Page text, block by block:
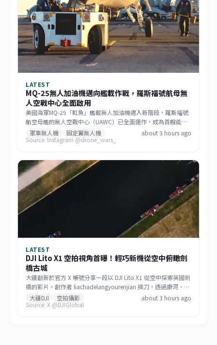
LATEST
MQ-25無人加油機邁向艦載作戰，羅斯福號航母無
人空戰中心全面啟用
美國海軍MQ-25「魟魚」艦載無人加油機邁入新階段，羅斯福號
航空母艦的無人空戰中心（UAWC）已全面運作，成為首艘能實
際支援無人機任務的航艦。同時，雷根號也將於2026年8月底前
完成整備。儘管初始作戰能力因技術整合與測試延宕，從2024年
心，後續更將導入協同作戰航空器。
軍事無人機 固定翼無人機
about 3 hours ago
Source: Instagram @drone_wars_
LATEST
DJI Lito X1 空拍視角首曝！輕巧新機從空中俯瞰劍
橋古城
大疆創新於官方 X 帳號分享一段以 DJI Lito X1 從空中探索英國劍
橋的影片。創作者 liachadelangyourenjian 操刀，透過康河、學
院建築等視角展現城市之美。目前原廠尚未公布完整規格，但影
片已暗示該機具備穩定飛行與攝影能力，可能定位為輕便旅遊空
大疆DJI 空拍攝影
about 3 hours ago
Source: X @DJIGlobal